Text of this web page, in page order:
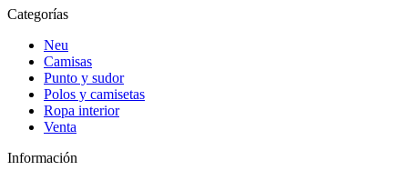
Categorías
Neu
Camisas
Punto y sudor
Polos y camisetas
Ropa interior
Venta
Información